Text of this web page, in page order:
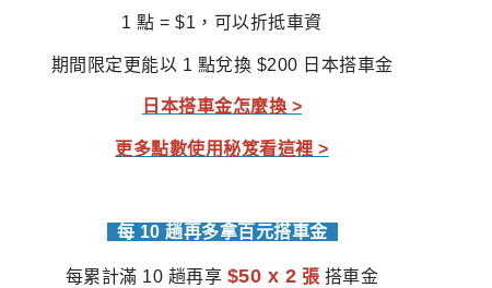
1 點 = $1，可以折抵車資
期間限定更能以 1 點兌換 $200 日本搭車金
日本搭車金怎麼換 >
更多點數使用秘笈看這裡 >
每 10 趟再多拿百元搭車金
每累計滿 10 趟再享 $50 x 2 張 搭車金